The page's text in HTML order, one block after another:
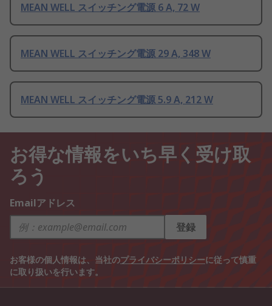
MEAN WELL スイッチング電源 6 A, 72 W
MEAN WELL スイッチング電源 29 A, 348 W
MEAN WELL スイッチング電源 5.9 A, 212 W
お得な情報をいち早く受け取
ろう
Emailアドレス
登録
お客様の個人情報は、当社のプライバシーポリシーに従って慎重
に取り扱いを行います。